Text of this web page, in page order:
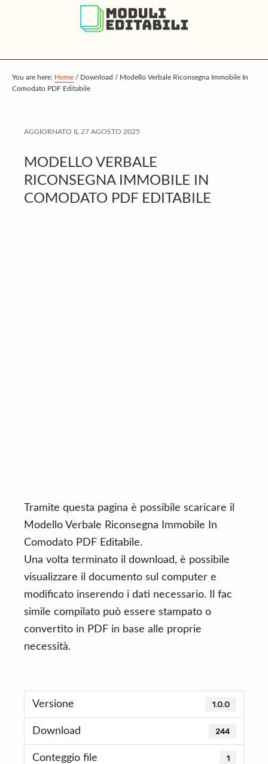
p
t
a
n
c
o
p
t
r
m
a
r
p
t
o
t
e
r
You are here: Home / Download / Modello Verbale Riconsegna Immobile In
Comodato PDF Editabile
AGGIORNATO IL 27 AGOSTO 2025
MODELLO VERBALE
RICONSEGNA IMMOBILE IN
COMODATO PDF EDITABILE
Tramite questa pagina è possibile scaricare il
Modello Verbale Riconsegna Immobile In
Comodato PDF Editabile.
Una volta terminato il download, è possibile
visualizzare il documento sul computer e
modificato inserendo i dati necessario. Il fac
simile compilato può essere stampato o
convertito in PDF in base alle proprie
necessità.
Versione 1.0.0
Download 244
Conteggio file 1